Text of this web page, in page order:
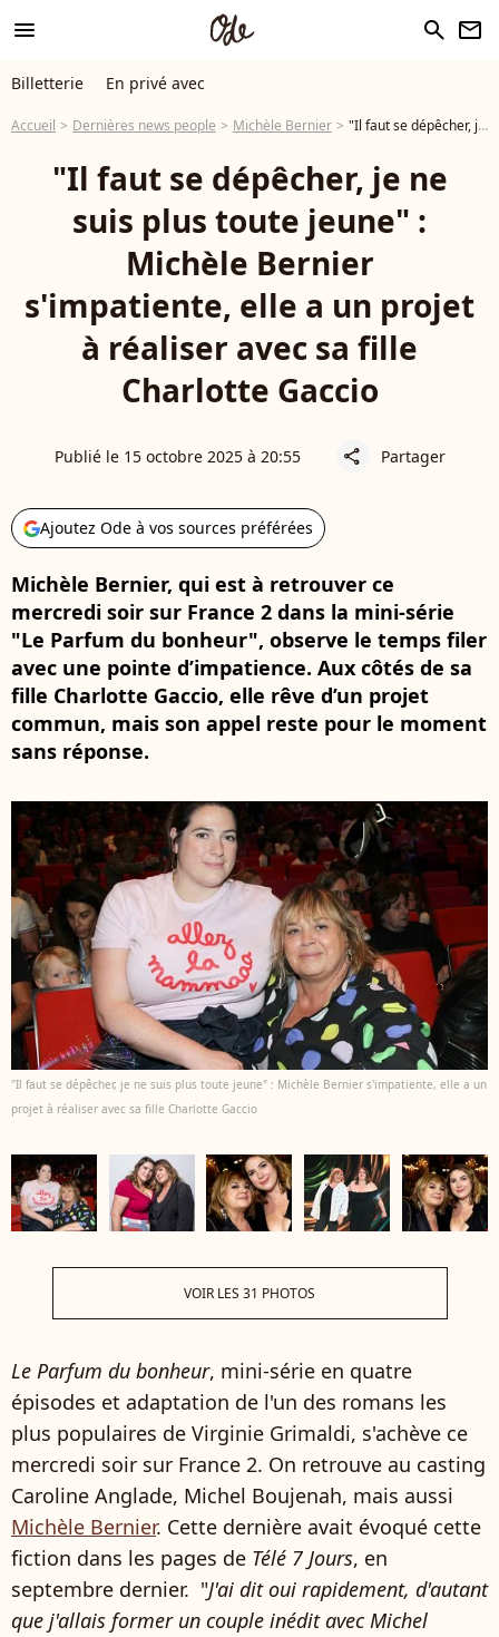
menu search newsletter
Billetterie En privé avec
Accueil Dernières news people Michèle Bernier "Il faut se dépêcher, je ne suis plus toute jeune" : Michèle Bernier s'impatiente, elle a un projet à réaliser avec sa fille Charlotte Gaccio
"Il faut se dépêcher, je ne
suis plus toute jeune" :
Michèle Bernier
s'impatiente, elle a un projet
à réaliser avec sa fille
Charlotte Gaccio
Publié le 15 octobre 2025 à 20:55 share Partager
Ajoutez Ode à vos sources préférées
Michèle Bernier, qui est à retrouver ce
mercredi soir sur France 2 dans la mini-série
"Le Parfum du bonheur", observe le temps filer
avec une pointe d’impatience. Aux côtés de sa
fille Charlotte Gaccio, elle rêve d’un projet
commun, mais son appel reste pour le moment
sans réponse.
"Il faut se dépêcher, je ne suis plus toute jeune" : Michèle Bernier s'impatiente, elle a un
projet à réaliser avec sa fille Charlotte Gaccio
VOIR LES 31 PHOTOS
Le Parfum du bonheur, mini-série en quatre
épisodes et adaptation de l'un des romans les
plus populaires de Virginie Grimaldi, s'achève ce
mercredi soir sur France 2. On retrouve au casting
Caroline Anglade, Michel Boujenah, mais aussi
Michèle Bernier. Cette dernière avait évoqué cette
fiction dans les pages de Télé 7 Jours, en
septembre dernier. "J'ai dit oui rapidement, d'autant
que j'allais former un couple inédit avec Michel